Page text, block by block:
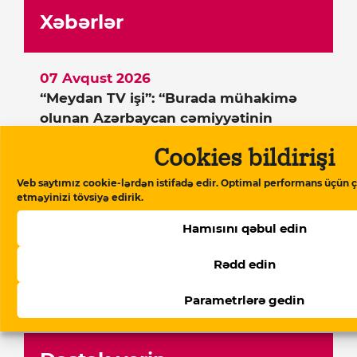
Cookies bildirişi
Veb saytımız cookie-lərdən istifadə edir. Optimal performans üçün
etməyinizi tövsiyə edirik.
Hamısını qəbul edin
Rədd edin
Parametrlərə gedin
Xəbərlər
“Meydan TV işi”: “Burada mühakimə
olunan Azərbaycan cəmiyyətinin
07 Avqust 2026
Beynəlxalq Valyuta Fondu:
“Azərbaycan ərzaq inflyasiyasında
Rusiyadan yüksək dərəcədə asılıdır”
Bəhruz Həsənli Ukraynada yenidən